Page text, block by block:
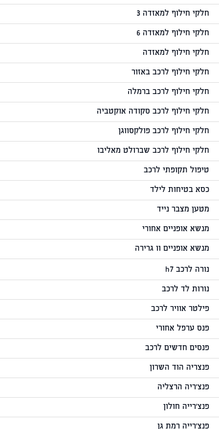
חלקי חילוף למאזדה 3
חלקי חילוף למאזדה 6
חלקי חילוף למאזדה
חלקי חילוף לרכב באזור
חלקי חילוף לרכב ברמלה
חלקי חילוף לרכב סקודה אוקטביה
חלקי חילוף לרכב פולקסווגן
חלקי חילוף לרכב שברולט מאליבו
טיפול תקופתי לרכב
כסא בטיחות לילד
מטען מצבר נייד
מנשא אופניים אחורי
מנשא אופניים וו גרירה
נורה לרכב h7
נורות לד לרכב
פילטר אוויר לרכב
פנס ערפל אחורי
פנסים חדשים לרכב
פנצריה הוד השרון
פנצ'ריה הרצליה
פנצ'רייה חולון
פנצ'רייה רמת גן